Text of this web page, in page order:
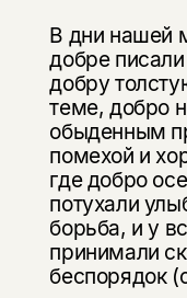
В дни нашей
добре
добру
теме, добро
обыденным
помехой и
где добро
потухали
борьба, и у
принимали
беспорядок